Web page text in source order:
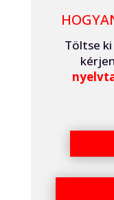
Töltse ki